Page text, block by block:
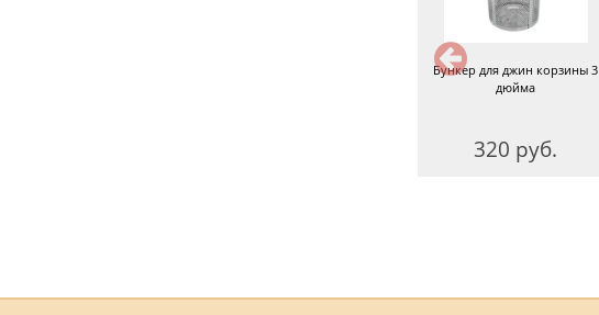
Бункер для джин корзины 3
дюйма
320 руб.